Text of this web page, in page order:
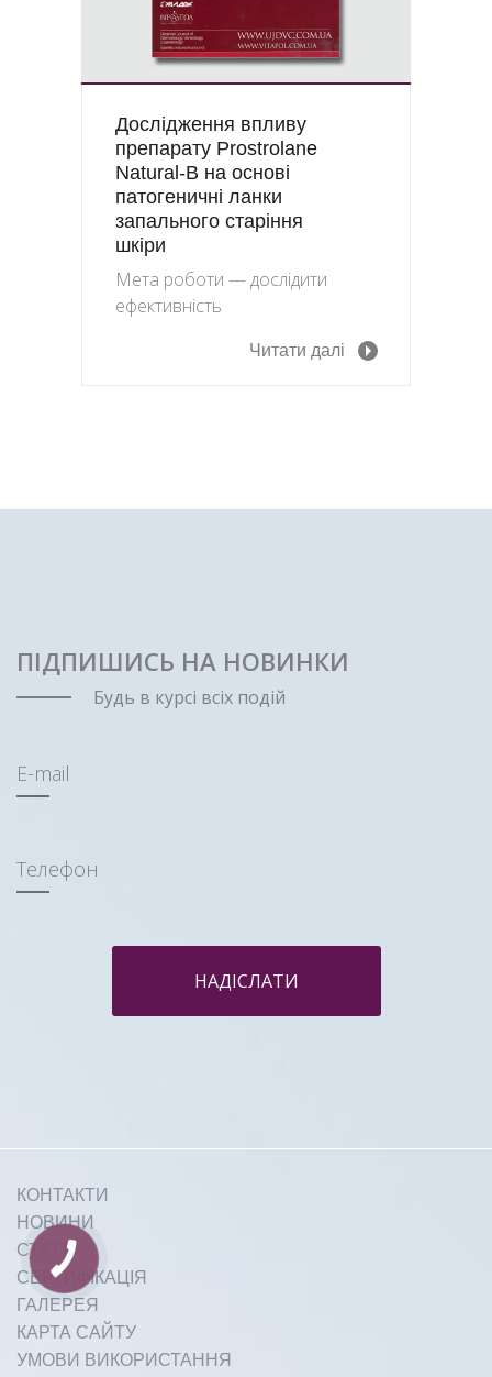
Дослідження впливу
препарату Prostrolane
Natural-B на основі
патогеничні ланки
запального старіння
шкіри
Мета роботи — дослідити
ефективність
Читати далі
ПІДПИШИСЬ НА НОВИНКИ
Будь в курсі всіх подій
E-mail
Телефон
НАДІСЛАТИ
КОНТАКТИ
НОВИНИ
СТАТТІ
СЕРТИФІКАЦІЯ
ГАЛЕРЕЯ
КАРТА САЙТУ
УМОВИ ВИКОРИСТАННЯ